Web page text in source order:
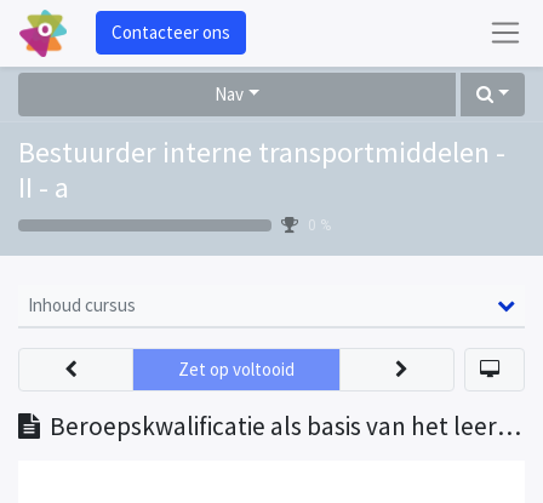
Contacteer ons
Nav
Bestuurder interne transportmiddelen -
II - a
0 %
Inhoud cursus
Beroepskwalificatie als basis van het leerplan
Zet op voltooid